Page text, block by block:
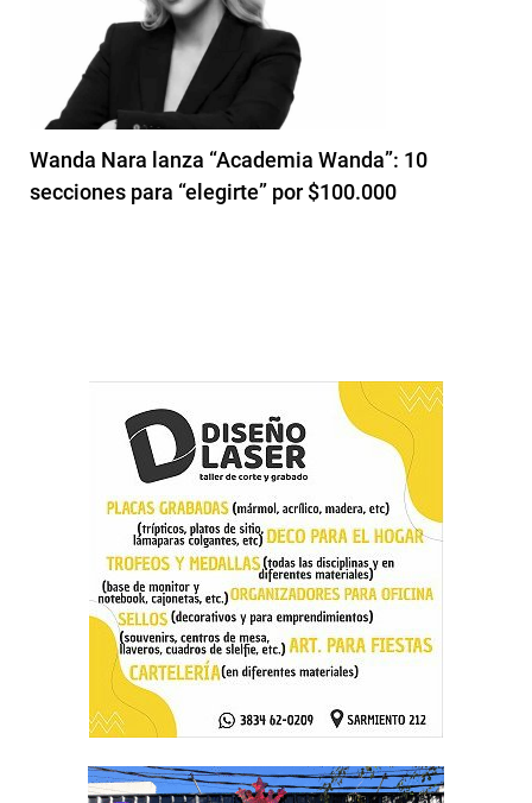
Wanda Nara lanza “Academia Wanda”: 10
secciones para “elegirte” por $100.000